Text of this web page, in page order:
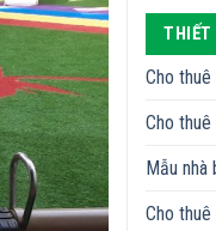
THIẾT
Cho
Cho
Mẫu
Cho